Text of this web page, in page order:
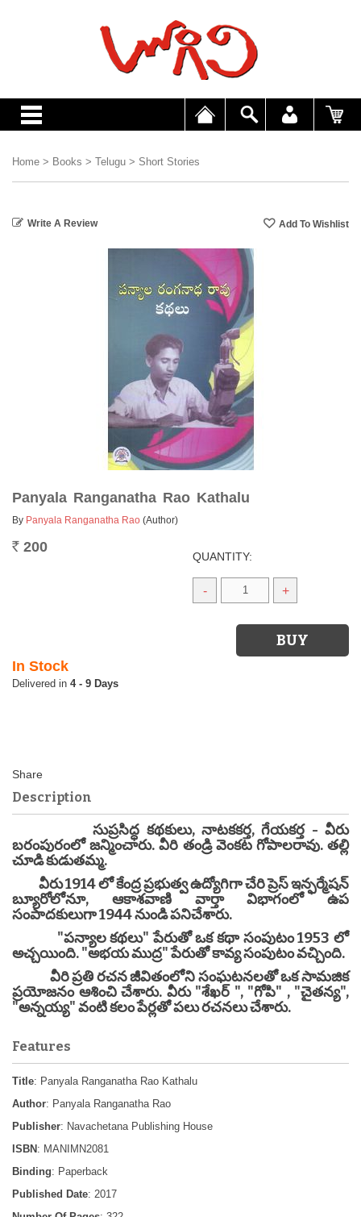
Home > Books > Telugu > Short Stories
Write A Review
Panyala Ranganatha Rao Kathalu
By Panyala Ranganatha Rao (Author)
Rs. 200
QUANTITY:
- +
In Stock
4 - 9 Days
Description
సుప్రసిద్ధ కథకులు, నాటకకర్త, గేయకర్త - వీరు
బరంపురంలో జన్మించారు. వీరి తండ్రి వెంకట గోపాలరావు. తల్లి
చూడి కుడుతమ్మ.
వీరు 1914 లో కేంద్ర ప్రభుత్వ ఉద్యోగిగా చేరి ప్రెస్ ఇన్ఫర్మేషన్
బ్యూరోలోనూ, ఆకాశవాణి వార్తా విభాగంలో ఉప
సంపాదకులుగా 1944 నుండి పనిచేశారు.
"పన్యాల కథలు" పేరుతో ఒక కథా సంపుటం 1953 లో
అచ్చయింది. "అభయ ముద్ర" పేరుతో కావ్య సంపుటం వచ్చింది.
వీరి ప్రతి రచన జీవితంలోని సంఘటనలతో ఒక సామజిక
ప్రయోజనం ఆశించి చేశారు. వీరు "శేఖర్ ", "గోపి" , "చైతన్య",
"అన్నయ్య" వంటి కలం పేర్లతో పలు రచనలు చేశారు.
Features
Title: Panyala Ranganatha Rao Kathalu
Author: Panyala Ranganatha Rao
Publisher: Navachetana Publishing House
ISBN : MANIMN2081
Binding: Paperback
Published Date: 2017